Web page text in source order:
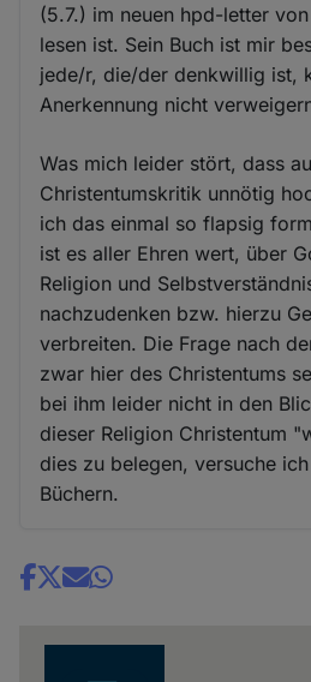
(5.7.) im neuen hpd-letter
lesen ist. Sein Buch ist mir
jede/r, die/der denkwillig ist,
Anerkennung nicht
Was mich leider stört, dass
Christentumskritik unnötig
ich das einmal so flapsig
ist es aller Ehren wert, über
Religion und
nachzudenken bzw. hierzu
verbreiten. Die Frage nach
zwar hier des Christentums
bei ihm leider nicht in den
dieser Religion Christentum
dies zu belegen, versuche
Büchern.
Share